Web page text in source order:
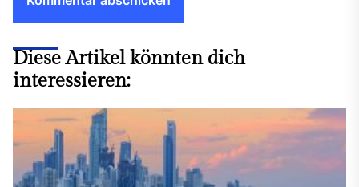
Diese Artikel könnten dich
interessieren: